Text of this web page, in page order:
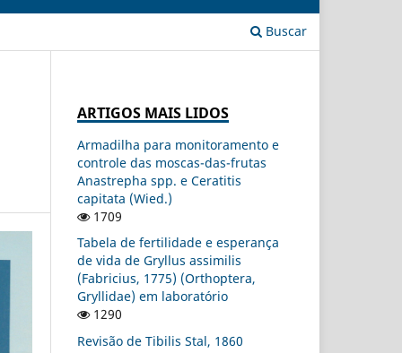
Buscar
ARTIGOS MAIS LIDOS
Armadilha para monitoramento e
controle das moscas-das-frutas
Anastrepha spp. e Ceratitis
capitata (Wied.)
1709
Tabela de fertilidade e esperança
de vida de Gryllus assimilis
(Fabricius, 1775) (Orthoptera,
Gryllidae) em laboratório
1290
Revisão de Tibilis Stal, 1860